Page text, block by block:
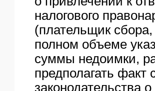
налогового
(плательщик
полном объеме
суммы недоимки,
предполагать
законодательства